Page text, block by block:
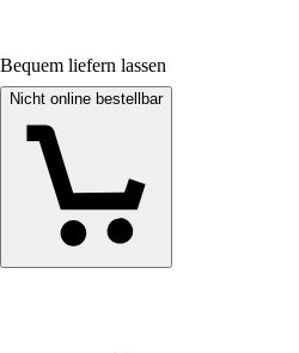
Bequem liefern lassen
Nicht online bestellbar